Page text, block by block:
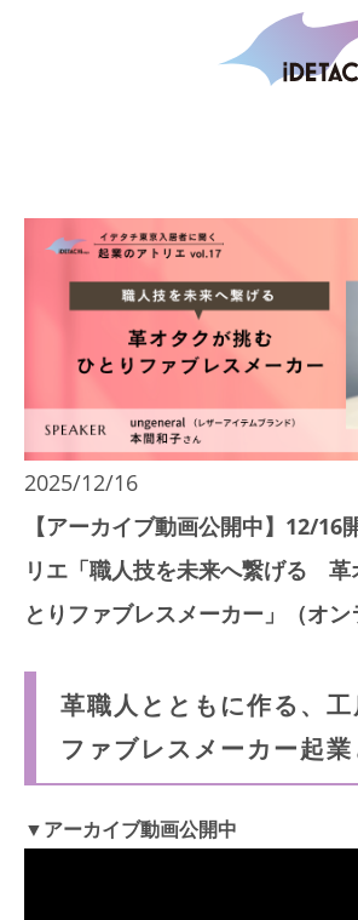
2025/12/16
【アーカイブ動画公開中】12/
リエ「職人技を未来へ繋げる 革
とりファブレスメーカー」（オン
革職人とともに作る、
ファブレスメーカー起業
▼アーカイブ動画公開中